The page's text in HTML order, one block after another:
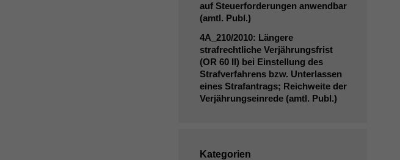
auf Steuerforderungen anwendbar
(amtl. Publ.)
4A_210/2010: Längere
strafrechtliche Verjährungsfrist
(OR 60 II) bei Einstellung des
Strafverfahrens bzw. Unterlassen
eines Strafantrags; Reichweite der
Verjährungseinrede (amtl. Publ.)
Kategorien